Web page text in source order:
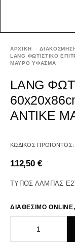
ΑΡΧΙΚΉ
LANG ΦΩΤΙΣΤΙΚΟ
ΜΑΥΡΟ ΥΦΑΣΜΑ
LANG
ΑΝΤΙΚΕ
ΚΩΔΙΚΌΣ ΠΡΟΪΌΝΤΟΣ:
112,50 €
ΤΥΠΟΣ ΛΑΜΠΑΣ Ε27
ΔΙΑΘΕΣΙΜΟ